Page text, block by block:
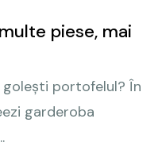
piese, mai
portofelul? În
garderoba